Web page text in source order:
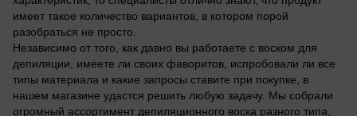
имеет такое количество вариантов, в котором порой
разобраться не просто.
Независимо от того, как давно вы работаете с воском для
депиляции, имеете ли своих фаворитов, испробовали ли все
типы материала и какие запросы ставите при покупке, в
нашем магазине удастся решить любую задачу. Мы собрали
огромный ассортимент депиляционного воска разного типа,